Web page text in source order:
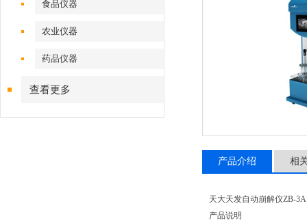
食品仪器
农业仪器
药品仪器
查看更多
产品介绍 相
天大天发自动崩解仪ZB-3A
产品说明